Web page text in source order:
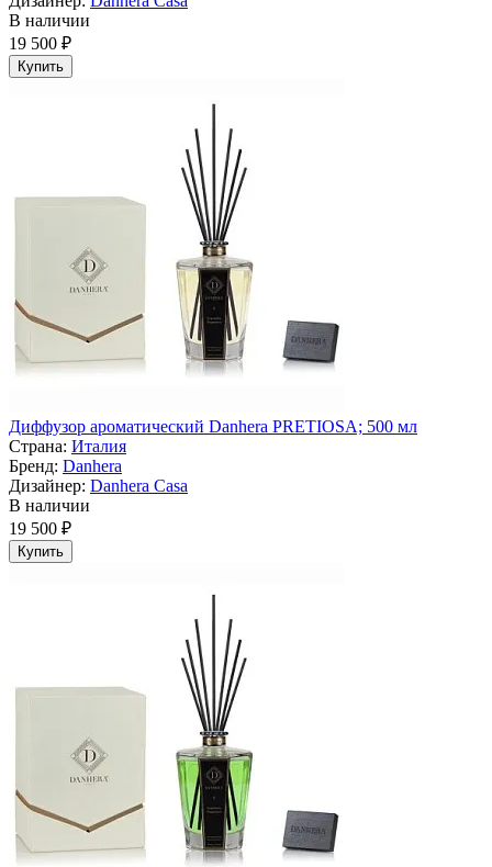
В наличии
19 500 ₽
Купить
Диффузор ароматический Danhera PRETIOSA; 500 мл
Страна: Италия
Бренд: Danhera
Дизайнер: Danhera Casa
В наличии
19 500 ₽
Купить